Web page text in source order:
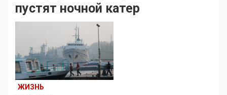
пустят ночной катер
ЖИЗНЬ